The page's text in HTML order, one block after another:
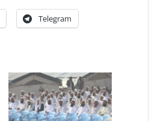
Telegram